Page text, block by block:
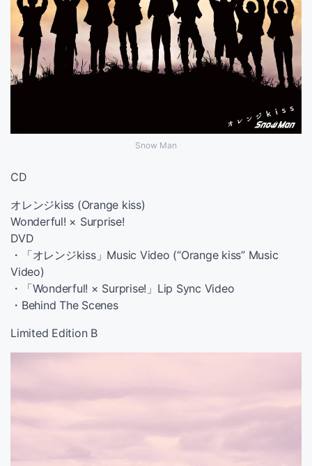
Snow Man
CD
オレンジkiss (Orange kiss)
Wonderful! × Surprise!
DVD
・「オレンジkiss」Music Video (“Orange kiss” Music
Video)
・「Wonderful! × Surprise!」Lip Sync Video
・Behind The Scenes
Limited Edition B